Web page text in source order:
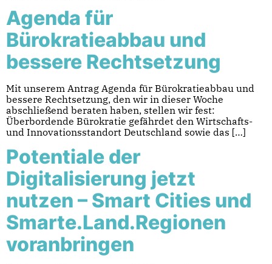
Agenda für
Bürokratieabbau und
bessere Rechtsetzung
Mit unserem Antrag Agenda für Bürokratieabbau und
bessere Rechtsetzung, den wir in dieser Woche
abschließend beraten haben, stellen wir fest:
Überbordende Bürokratie gefährdet den Wirtschafts-
und Innovationsstandort Deutschland sowie das […]
Potentiale der
Digitalisierung jetzt
nutzen – Smart Cities und
Smarte.Land.Regionen
voranbringen